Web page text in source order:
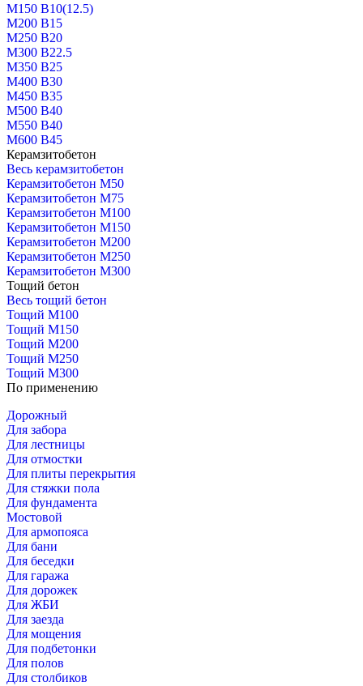
М150 В10(12.5)
М200 В15
М250 В20
М300 В22.5
М350 В25
М400 В30
М450 В35
М500 В40
М550 В40
М600 В45
Керамзитобетон
Весь керамзитобетон
Керамзитобетон М50
Керамзитобетон М75
Керамзитобетон М100
Керамзитобетон М150
Керамзитобетон М200
Керамзитобетон М250
Керамзитобетон М300
Тощий бетон
Весь тощий бетон
Тощий М100
Тощий М150
Тощий М200
Тощий М250
Тощий М300
По применению
Дорожный
Для забора
Для лестницы
Для отмостки
Для плиты перекрытия
Для стяжки пола
Для фундамента
Мостовой
Для армопояса
Для бани
Для беседки
Для гаража
Для дорожек
Для ЖБИ
Для заезда
Для мощения
Для подбетонки
Для полов
Для столбиков